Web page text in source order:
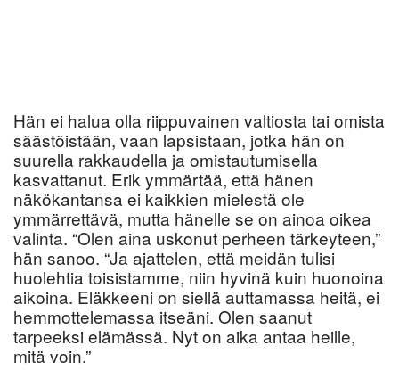
Hän ei halua olla riippuvainen valtiosta tai omista
säästöistään, vaan lapsistaan, jotka hän on
suurella rakkaudella ja omistautumisella
kasvattanut. Erik ymmärtää, että hänen
näkökantansa ei kaikkien mielestä ole
ymmärrettävä, mutta hänelle se on ainoa oikea
valinta. “Olen aina uskonut perheen tärkeyteen,”
hän sanoo. “Ja ajattelen, että meidän tulisi
huolehtia toisistamme, niin hyvinä kuin huonoina
aikoina. Eläkkeeni on siellä auttamassa heitä, ei
hemmottelemassa itseäni. Olen saanut
tarpeeksi elämässä. Nyt on aika antaa heille,
mitä voin.”